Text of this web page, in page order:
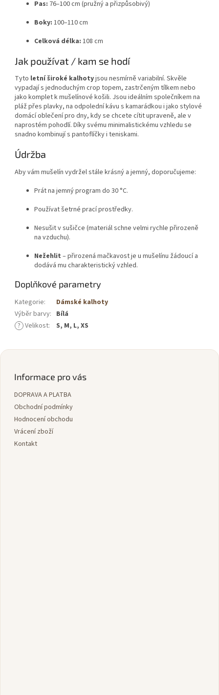
Pas: 76–100 cm (pružný a přizpůsobivý)
Boky: 100–110 cm
Celková délka: 108 cm
Jak používat / kam se hodí
Tyto letní široké kalhotyjsou nesmírně variabilní. Skvěle
vypadají s jednoduchým crop topem, zastrčeným tílkem nebo
jako komplet k mušelínové košili. Jsou ideálním společníkem na
pláž přes plavky, na odpolední kávu s kamarádkou i jako stylové
domácí oblečení pro dny, kdy se chcete cítit upraveně, ale v
naprostém pohodlí. Díky svému minimalistickému vzhledu se
snadno kombinují s pantoflíčky i teniskami.
Údržba
Aby vám mušelín vydržel stále krásný a jemný, doporučujeme:
Prát na jemný program do 30 °C.
Používat šetrné prací prostředky.
Nesušit v sušičce (materiál schne velmi rychle přirozeně
na vzduchu).
Nežehlit – přirozená mačkavost je u mušelínu žádoucí a
dodává mu charakteristický vzhled.
Doplňkové parametry
Kategorie:
Dámské kalhoty
Výběr barvy: Bílá
? Velikost: S, M, L, XS
Z
Informace pro vás
DOPRAVA A PLATBA
Obchodní podmínky
Hodnocení obchodu
Vrácení zboží
Kontakt